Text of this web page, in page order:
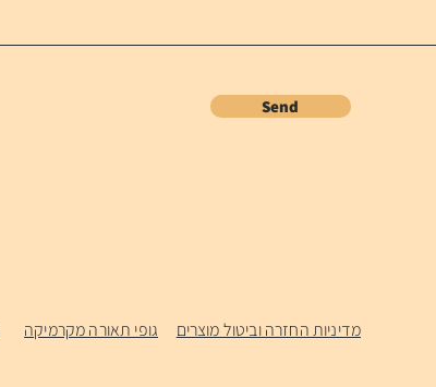
Send
גופי תאורה מקרמיקה
מדיניות החזרה וביטול מוצרים